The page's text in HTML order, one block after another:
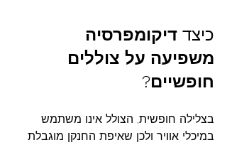
כיצד דיקומפרסיה
משפיעה על צוללים
חופשיים?
בצלילה חופשית, הצולל אינו משתמש
במיכלי אוויר ולכן שאיפת החנקן מוגבלת